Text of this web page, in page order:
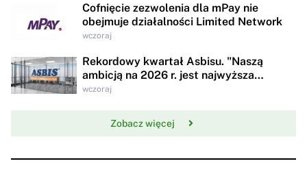
Cofnięcie zezwolenia dla mPay nie
obejmuje działalności Limited Network
wczoraj
Rekordowy kwartał Asbisu. "Naszą
ambicją na 2026 r. jest najwyższa
rentowności w historii"
wczoraj
Zobacz więcej